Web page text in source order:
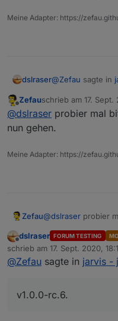
angeklickt war.
Meine Adapter: https://
dslraser@Zefau sagte in
add new
https://
und dieses
Offline
Zefauschrieb am 17. Sept.
zuletzt editiert von
@dslraser probier mal
nun gehen.
Meine Adapter: https://
Zefau@dslraser probier
Offline
dslraser FORUM TESTING
schrieb am 17. Sept. 2020,
zuletzt editiert von dslraser
@Zefau sagte in jarvis -
v1.0.0-rc.6.